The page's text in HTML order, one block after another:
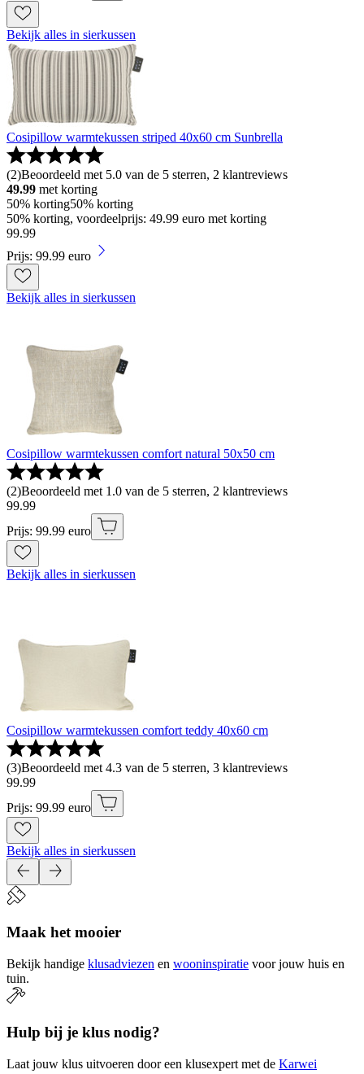
Bekijk alles in sierkussen
Cosipillow warmtekussen striped 40x60 cm Sunbrella
(2)Beoordeeld met 5.0 van de 5 sterren, 2 klantreviews
49.99 met korting
50% korting50% korting
50% korting, voordeelprijs: 49.99 euro met korting
99.99
Prijs: 99.99 euro
Bekijk alles in sierkussen
Cosipillow warmtekussen comfort natural 50x50 cm
(2)Beoordeeld met 1.0 van de 5 sterren, 2 klantreviews
99.99
Prijs: 99.99 euro
Bekijk alles in sierkussen
Cosipillow warmtekussen comfort teddy 40x60 cm
(3)Beoordeeld met 4.3 van de 5 sterren, 3 klantreviews
99.99
Prijs: 99.99 euro
Bekijk alles in sierkussen
Maak het mooier
Bekijk handige klusadviezen en wooninspiratie voor jouw huis en
tuin.
Hulp bij je klus nodig?
Laat jouw klus uitvoeren door een klusexpert met de Karwei